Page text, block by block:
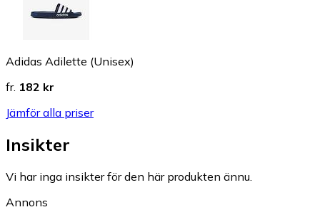
Adidas Adilette (Unisex)
fr. 182 kr
Jämför alla priser
Insikter
Vi har inga insikter för den här produkten ännu.
Annons